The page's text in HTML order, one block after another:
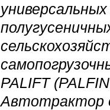
PALIFT
Автотрактор